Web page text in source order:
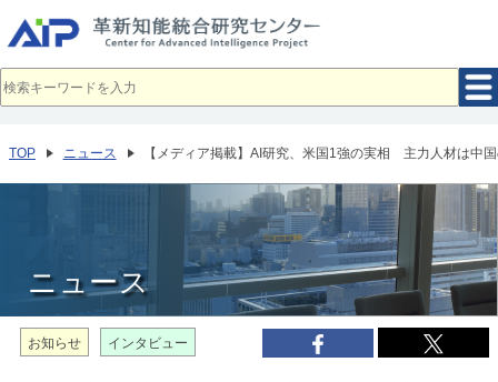
イ
ン
へ
動
TOP ニュース 【メディア掲載】AI研究、米国1強の実相 主力人材は中
ニュース
インタビュー
お知らせ